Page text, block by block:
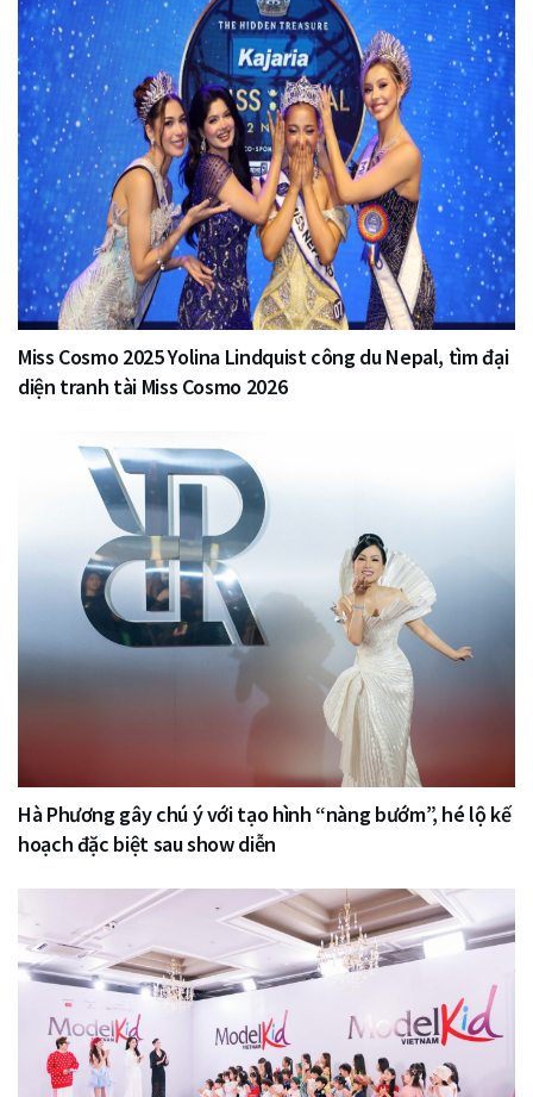
Miss Cosmo 2025 Yolina Lindquist công du Nepal, tìm đại
diện tranh tài Miss Cosmo 2026
Hà Phương gây chú ý với tạo hình “nàng bướm”, hé lộ kế
hoạch đặc biệt sau show diễn